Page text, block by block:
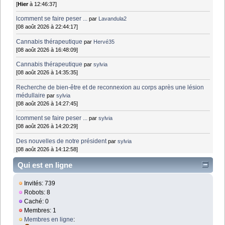
[Hierà 12:46:37]
lcomment se faire peser ... par
Lavandula2
[08 août 2026 à 22:44:17]
Cannabis thérapeutique par Hervé35
[08 août 2026 à 16:48:09]
Cannabis thérapeutique parsylvia
[08 août 2026 à 14:35:35]
Recherche de bien-être et de reconnexion au corps après une lésion
médullaire parsylvia
[08 août 2026 à 14:27:45]
lcomment se faire peser ... parsylvia
[08 août 2026 à 14:20:29]
Des nouvelles de notre président parsylvia
[08 août 2026 à 14:12:58]
Qui est en ligne
Invités: 739
Robots: 8
Caché: 0
Membres: 1
Membres en ligne: